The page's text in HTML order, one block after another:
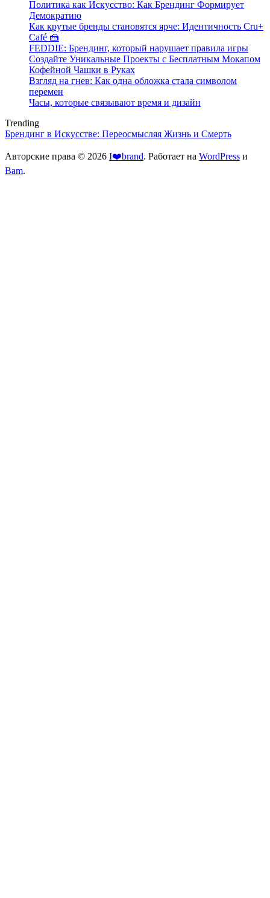
Политика как Искусство: Как Брендинг Формирует
Демократию
Как крутые бренды становятся ярче: Идентичность Cru+
Café 🍰
FEDDIE: Брендинг, который нарушает правила игры
Создайте Уникальные Проекты с Бесплатным Мокапом
Кофейной Чашки в Руках
Взгляд на гнев: Как одна обложка стала символом
перемен
Часы, которые связывают время и дизайн
Trending
Брендинг в Искусстве: Переосмысляя Жизнь и Смерть
Авторские права © 2026 I❤️brand. Работает на WordPress и
Bam.